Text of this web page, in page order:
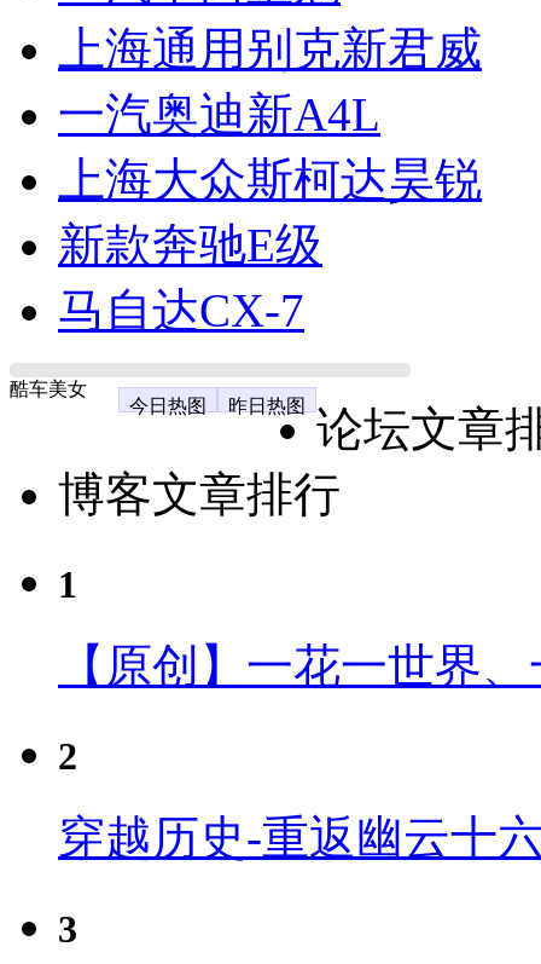
上海通用别克新君威
一汽奥迪新A4L
上海大众斯柯达昊锐
新款奔驰E级
马自达CX-7
酷车美女
今日热图
昨日热图
论坛文章
博客文章排行
1
【原创】一花一世界
2
穿越历史-重返幽云十
3